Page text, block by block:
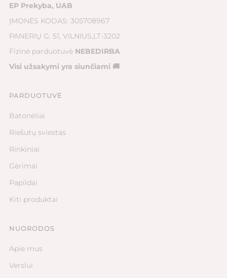
EP Prekyba, UAB
ĮMONĖS KODAS: 305708967
PANERIŲ G. 51, VILNIUS,LT-3202
Fizinė parduotuvė NEBEDIRBA
Visi užsakymi yra siunčiami 🚚
PARDUOTUVĖ
Batonėliai
Riešutų sviestas
Rinkiniai
Gėrimai
Papildai
Kiti produktai
NUORODOS
Apie mus
Verslui